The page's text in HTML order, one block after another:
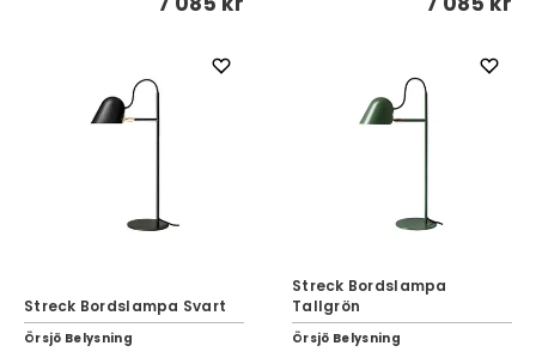
Streck Bordslampa Svart
Örsjö Belysning
Streck Bordslampa
Tallgrön
Örsjö Belysning